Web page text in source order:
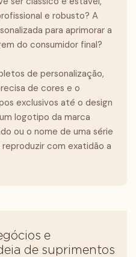
e robusto? A
para aprimorar a
do consumidor final?
de personalização,
de cores e o
exclusivos até o design
logotipo da marca
ou o nome de uma série
com exatidão a
e
de suprimentos